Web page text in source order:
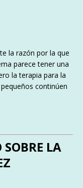
la razón por la que
parece tener una
la terapia para la
continúen
LA